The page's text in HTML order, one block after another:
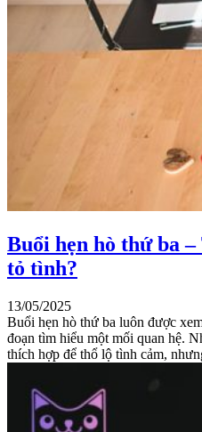
Buổi hẹn hò thứ ba
tỏ tình?
13/05/2025
Buổi hẹn hò thứ ba luôn được
đoạn tìm hiểu một mối quan hệ.
thích hợp để thổ lộ tình cảm,